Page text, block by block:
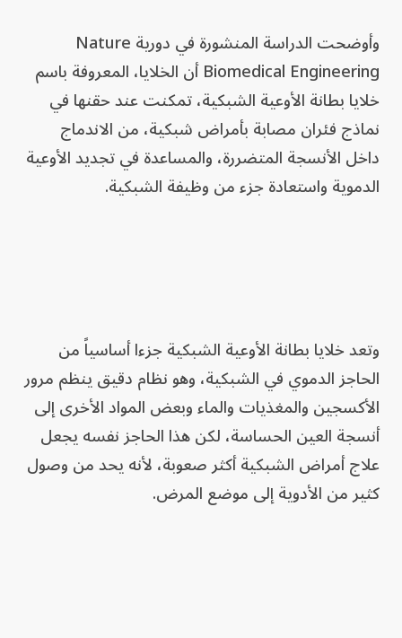
وأوضحت الدراسة المنشورة في دورية Nature
Biomedical Engineering أن الخلايا، المعروفة باسم
خلايا بطانة الأوعية الشبكية، تمكنت عند حقنها في
نماذج فئران مصابة بأمراض شبكية، من الاندماج
داخل الأنسجة المتضررة، والمساعدة في تجديد الأوعية
الدموية واستعادة جزء من وظيفة الشبكية.
وتعد خلايا بطانة الأوعية الشبكية جزءا أساسياً من
الحاجز الدموي في الشبكية، وهو نظام دقيق ينظم مرور
الأكسجين والمغذيات والماء وبعض المواد الأخرى إلى
أنسجة العين الحساسة، لكن هذا الحاجز نفسه يجعل
علاج أمراض الشبكية أكثر صعوبة، لأنه يحد من وصول
كثير من الأدوية إلى موضع المرض.